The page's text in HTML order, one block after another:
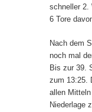
schneller 2.
6 Tore
Nach dem
noch mal
Bis zur 39.
zum 13:25.
allen
Niederlage